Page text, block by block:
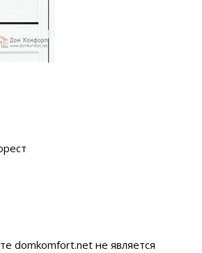
domkomfort.net не является